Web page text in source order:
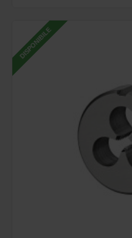
DISPONIBILE